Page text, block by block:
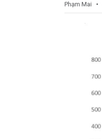
Phạm Mai